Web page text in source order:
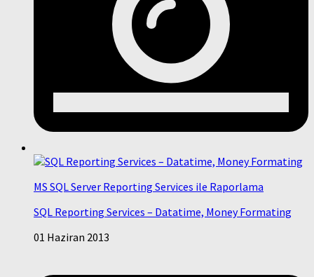
MS SQL Server Reporting Services ile Raporlama
SQL Reporting Services – Datatime, Money Formating
01 Haziran 2013